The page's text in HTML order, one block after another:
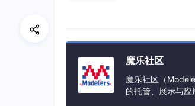
魔乐社区
魔乐社区（
的托管、展示与